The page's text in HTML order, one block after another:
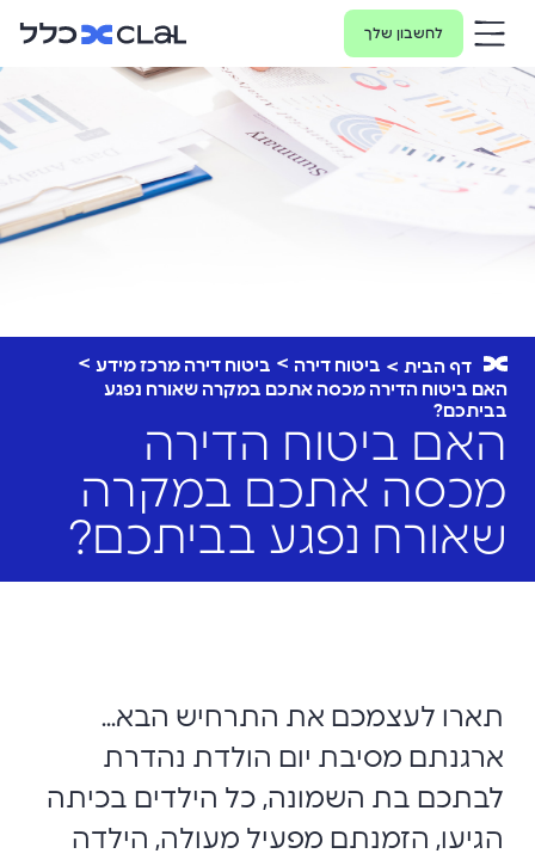
לחשבון שלך
דף הבית ביטוח דירה
ביטוח דירה מרכז מידע
האם ביטוח הדירה מכסה אתכם במקרה שאורח נפגע
בביתכם?
האם ביטוח הדירה
מכסה אתכם במקרה
שאורח נפגע בביתכם?
תארו לעצמכם את התרחיש הבא...
ארגנתם מסיבת יום הולדת נהדרת
לבתכם בת השמונה, כל הילדים בכיתה
הגיעו, הזמנתם מפעיל מעולה, הילדה